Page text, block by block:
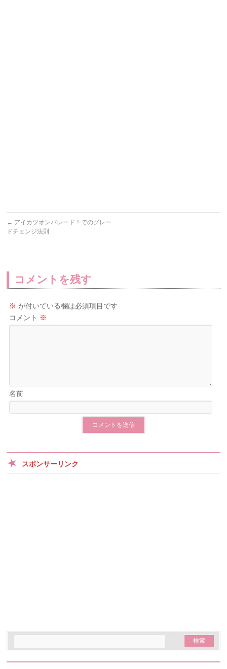
← アイカツオンパレード！でのグレー
ドチェンジ法則
コメントを残す
※ が付いている欄は必須項目です
コメント ※
名前
スポンサーリンク